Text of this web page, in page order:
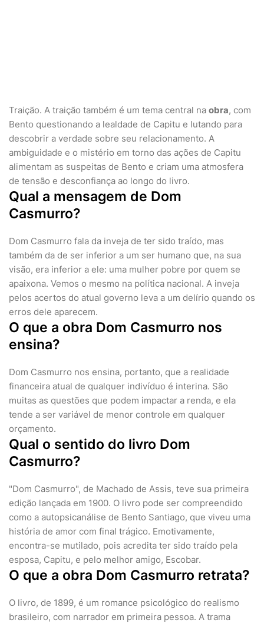
Traição. A traição também é um tema central na obra, com
Bento questionando a lealdade de Capitu e lutando para
descobrir a verdade sobre seu relacionamento. A
ambiguidade e o mistério em torno das ações de Capitu
alimentam as suspeitas de Bento e criam uma atmosfera
de tensão e desconfiança ao longo do livro.
Qual a mensagem de Dom
Casmurro?
Dom Casmurro fala da inveja de ter sido traído, mas
também da de ser inferior a um ser humano que, na sua
visão, era inferior a ele: uma mulher pobre por quem se
apaixona. Vemos o mesmo na política nacional. A inveja
pelos acertos do atual governo leva a um delírio quando os
erros dele aparecem.
O que a obra Dom Casmurro nos
ensina?
Dom Casmurro nos ensina, portanto, que a realidade
financeira atual de qualquer indivíduo é interina. São
muitas as questões que podem impactar a renda, e ela
tende a ser variável de menor controle em qualquer
orçamento.
Qual o sentido do livro Dom
Casmurro?
"Dom Casmurro", de Machado de Assis, teve sua primeira
edição lançada em 1900. O livro pode ser compreendido
como a autopsicanálise de Bento Santiago, que viveu uma
história de amor com final trágico. Emotivamente,
encontra-se mutilado, pois acredita ter sido traído pela
esposa, Capitu, e pelo melhor amigo, Escobar.
O que a obra Dom Casmurro retrata?
O livro, de 1899, é um romance psicológico do realismo
brasileiro, com narrador em primeira pessoa. A trama